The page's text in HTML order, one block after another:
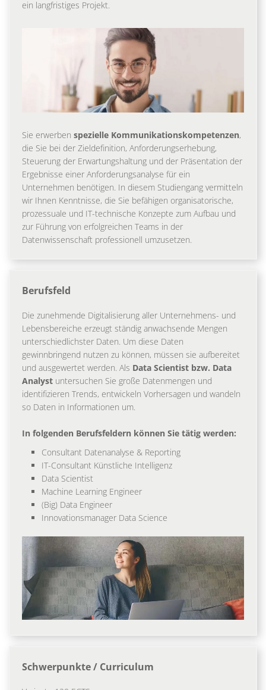
ein langfristiges Projekt.
Sie erwerben spezielle Kommunikationskompetenzen,
die Sie bei der Zieldefinition, Anforderungserhebung,
Steuerung der Erwartungshaltung und der Präsentation der
Ergebnisse einer Anforderungsanalyse für ein
Unternehmen benötigen. In diesem Studiengang vermitteln
wir Ihnen Kenntnisse, die Sie befähigen organisatorische,
prozessuale und IT-technische Konzepte zum Aufbau und
zur Führung von erfolgreichen Teams in der
Datenwissenschaft professionell umzusetzen.
Berufsfeld
Die zunehmende Digitalisierung aller Unternehmens- und
Lebensbereiche erzeugt ständig anwachsende Mengen
unterschiedlichster Daten. Um diese Daten
gewinnbringend nutzen zu können, müssen sie aufbereitet
und ausgewertet werden. Als Data Scientist bzw. Data
Analyst untersuchen Sie große Datenmengen und
identifizieren Trends, entwickeln Vorhersagen und wandeln
so Daten in Informationen um.
In folgenden Berufsfeldern können Sie tätig werden:
Consultant Datenanalyse & Reporting
IT-Consultant Künstliche Intelligenz
Data Scientist
Machine Learning Engineer
(Big) Data Engineer
Innovationsmanager Data Science
Schwerpunkte / Curriculum